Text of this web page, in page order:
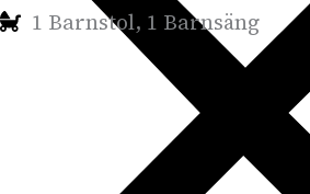
1 Barnstol, 1 Barnsäng
spis, Diskmaskin, Kyl/frys,
re, Vattenkokare